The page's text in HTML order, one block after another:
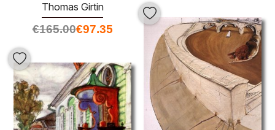
Thomas Girtin
€165.00€97.35